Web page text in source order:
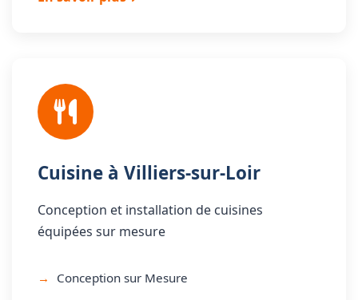
Cuisine à Villiers-sur-Loir
Conception et installation de cuisines
équipées sur mesure
Conception sur Mesure